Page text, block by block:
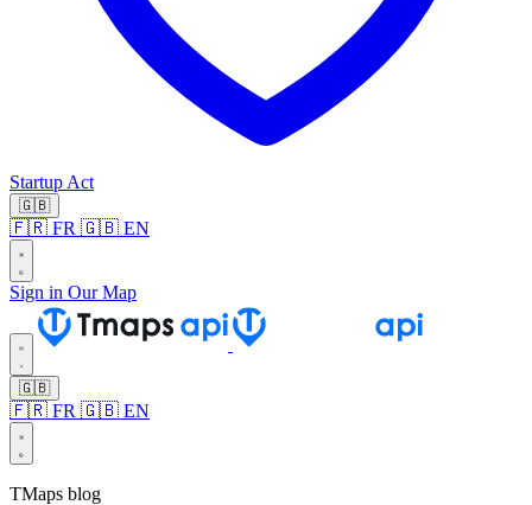
Startup Act
🇬🇧
🇫🇷 FR 🇬🇧 EN
Sign in Our Map
🇬🇧
🇫🇷 FR 🇬🇧 EN
TMaps blog